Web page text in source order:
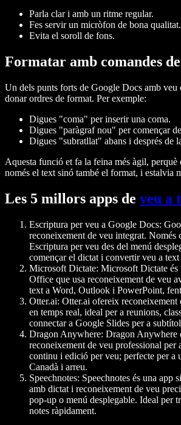
Parla clar i amb un ritme regular.
Fes servir un micròfon de bona qualitat.
Evita el soroll de fons.
Formatar amb comandes
Un dels punts forts de Google Docs amb veu
donar ordres de format. Per exemple:
Digues "coma" per inserir una coma.
Digues "paràgraf nou" per començar
Digues "subratllat" abans i després de
Aquesta funció et fa la feina més àgil, perquè
només el text sinó també el format, i estalvia
Les 5 millors apps de veu a
Escriptura per veu a Google Docs:
reconeixement de veu integrat. Només
Escriptura per veu des del menú
començar el dictat i convertir veu a
Microsoft Dictate: Microsoft Dictate és
Office que usa reconeixement de veu
text a Word, Outlook i PowerPoint,
Otter.ai: Otter.ai ofereix reconeixement
en temps real, ideal per a reunions,
connectar a Google Slides per a
Dragon Anywhere: Dragon Anywhere
reconeixement de veu professional per
continu i edició per veu; perfecte per a
Canadà i arreu.
Speechnotes: Speechnotes és una app
amb dictat i reconeixement de veu
pop-up o menú desplegable. Ideal per
notes ràpidament.